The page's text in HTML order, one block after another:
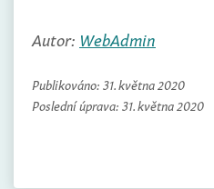
Autor: WebAdmin
Publikováno: 31. května 2020
Poslední úprava: 31. května 2020